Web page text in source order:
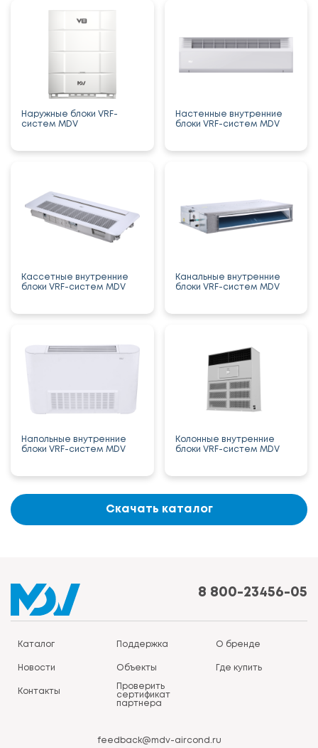
Наружные блоки VRF-
систем MDV
Настенные внутренние
блоки VRF-систем MDV
Кассетные внутренние
блоки VRF-систем MDV
Канальные внутренние
блоки VRF-систем MDV
Напольные внутренние
блоки VRF-систем MDV
Колонные внутренние
блоки VRF-систем MDV
Скачать каталог
8 800-23456-05
Каталог Поддержка О бренде
Новости Объекты Где купить
Контакты
Проверить
сертификат
партнера
feedback@mdv-aircond.ru